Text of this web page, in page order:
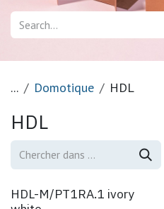
... Domotique HDL
HDL
HDL-M/PT1RA.1 ivory